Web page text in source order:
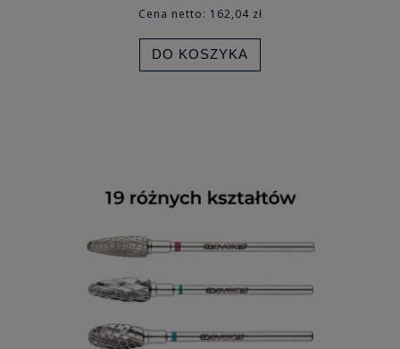
Cena netto: 162,04 zł
DO KOSZYKA